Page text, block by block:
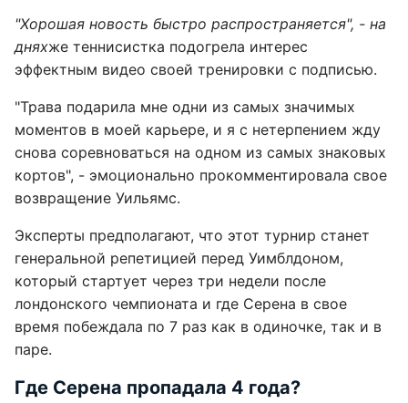
"Хорошая новость быстро распространяется", - на
дняхже теннисистка подогрела интерес
эффектным видео своей тренировки с подписью.
"Трава подарила мне одни из самых значимых
моментов в моей карьере, и я с нетерпением жду
снова соревноваться на одном из самых знаковых
кортов", - эмоционально прокомментировала свое
возвращение Уильямс.
Эксперты предполагают, что этот турнир станет
генеральной репетицией перед Уимблдоном,
который стартует через три недели после
лондонского чемпионата и где Серена в свое
время побеждала по 7 раз как в одиночке, так и в
паре.
Где Серена пропадала 4 года?